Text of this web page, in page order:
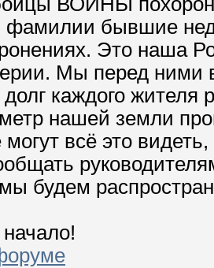
бывшие
Это наша
Мы перед ними
каждого
нашей земли
могут всё это
будем